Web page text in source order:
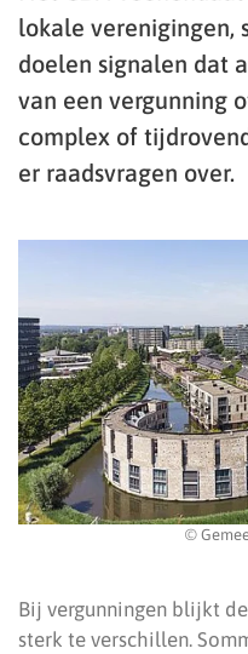
lokale verenigingen,
doelen signalen dat
van een vergunning
complex of
er raadsvragen over.
©
Bij vergunningen blijkt
sterk te verschillen.